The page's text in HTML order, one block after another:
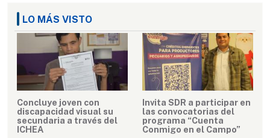
LO MÁS VISTO
Concluye joven con
discapacidad visual su
secundaria a través del
ICHEA
Invita SDR a participar en
las convocatorias del
programa “Cuenta
Conmigo en el Campo”